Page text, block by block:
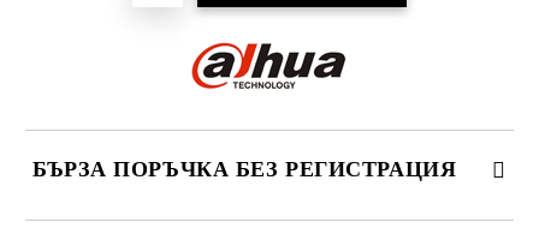
БЪРЗА ПОРЪЧКА БЕЗ РЕГИСТРАЦИЯ